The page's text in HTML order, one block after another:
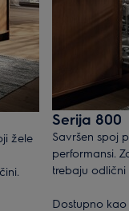
žele
Serija 800
Savršen spoj
performansi.
trebaju
Dostupno